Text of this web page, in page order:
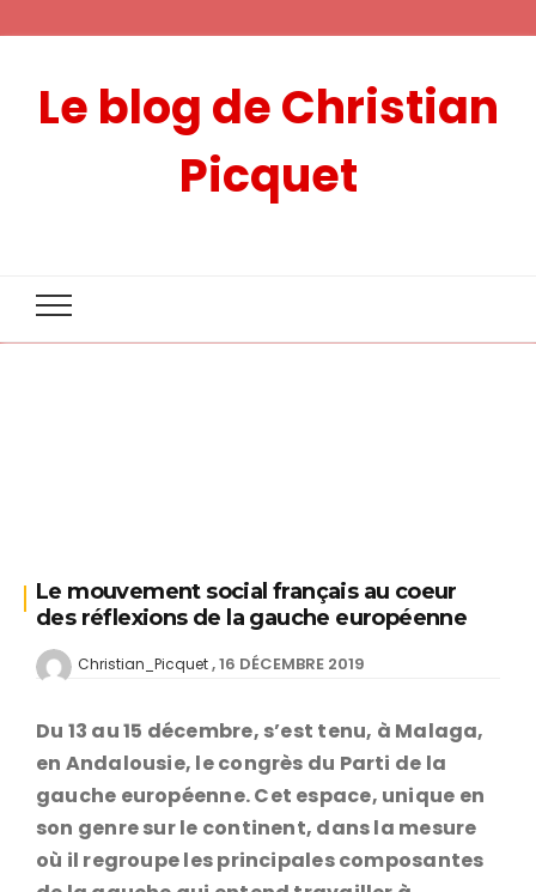
Le blog de Christian
Picquet
Le mouvement social français au coeur
des réflexions de la gauche européenne
Christian_Picquet 16 DÉCEMBRE 2019
Du 13 au 15 décembre, s’est tenu, à Malaga,
en Andalousie, le congrès du Parti de la
gauche européenne. Cet espace, unique en
son genre sur le continent, dans la mesure
où il regroupe les principales composantes